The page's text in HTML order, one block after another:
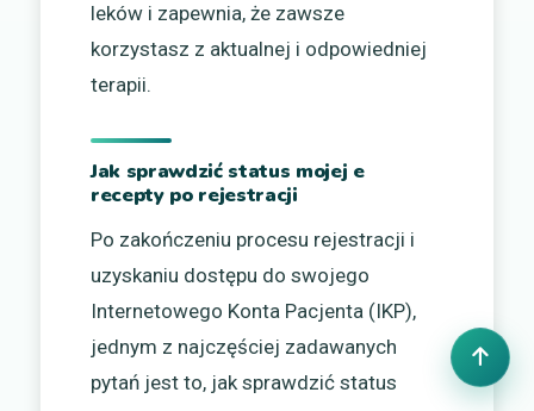
leków i zapewnia, że zawsze
korzystasz z aktualnej i odpowiedniej
terapii.
Jak sprawdzić status mojej e
recepty po rejestracji
Po zakończeniu procesu rejestracji i
uzyskaniu dostępu do swojego
Internetowego Konta Pacjenta (IKP),
jednym z najczęściej zadawanych
pytań jest to, jak sprawdzić status